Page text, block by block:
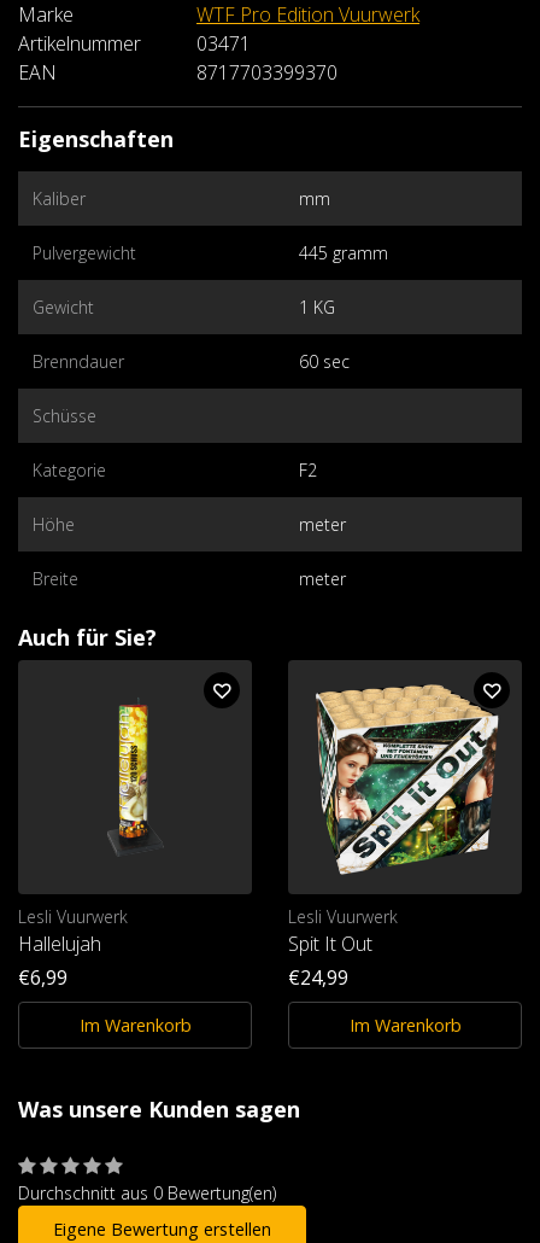
Marke
WTF Pro Edition Vuurwerk
Artikelnummer
03471
EAN
8717703399370
Eigenschaften
Kaliber mm
Pulvergewicht 445 gramm
Gewicht 1 KG
Brenndauer 60 sec
Schüsse
Kategorie F2
Höhe meter
Breite meter
Auch für Sie?
Lesli Vuurwerk
Hallelujah
€6,99
Im Warenkorb
Lesli Vuurwerk
Spit It Out
€24,99
Im Warenkorb
Was unsere Kunden sagen
Durchschnitt aus 0 Bewertung(en)
Eigene Bewertung erstellen